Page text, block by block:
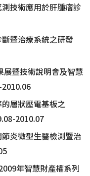
技術應用於肝腫瘤診
暨治療系統之研發
展暨技術說明會及智慧
層狀壓電基板之
2010.07
炎微型生醫檢測暨治
年智慧財產權系列